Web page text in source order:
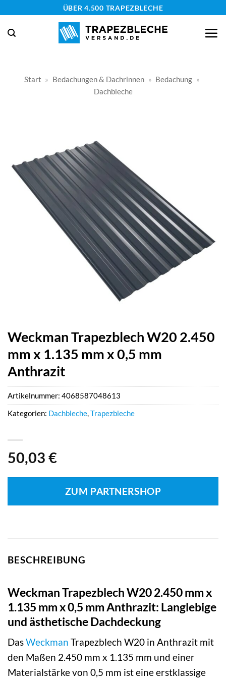
springen
ÜBER 4.500 TRAPEZBLECHE
Start » Bedachungen & Dachrinnen » Bedachung »
Dachbleche
Weckman Trapezblech W20 2.450
mm x 1.135 mm x 0,5 mm
Anthrazit
50,03 €
ZUM PARTNERSHOP
Artikelnummer: 4068587048613
Kategorien: Dachbleche,Trapezbleche
BESCHREIBUNG
Weckman Trapezblech W20 2.450 mm x
1.135 mm x 0,5 mm Anthrazit: Langlebige
und ästhetische Dachdeckung
DasWeckman Trapezblech W20 in Anthrazit mit
den Maßen 2.450 mm x 1.135 mm und einer
Materialstärke von 0,5 mm ist eine erstklassige